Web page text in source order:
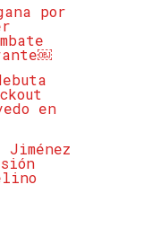
por
en